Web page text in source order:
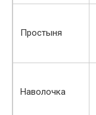
Простыня
Наволочка